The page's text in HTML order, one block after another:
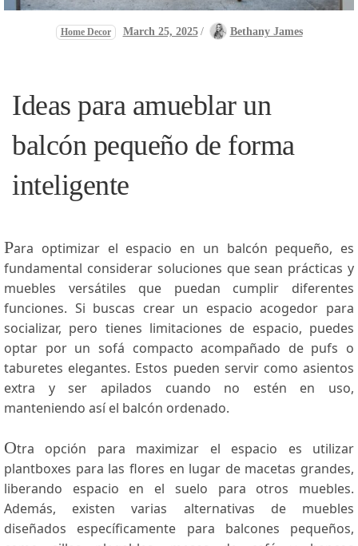
Home Decor March 25, 2025 / Bethany James
Ideas para‍ amueblar un
balcón pequeño​ de forma
inteligente
Para optimizar el espacio en un ‍balcón pequeño, es
fundamental ⁤considerar soluciones que sean prácticas y
muebles versátiles‌ que puedan cumplir diferentes
funciones. Si ‌buscas crear un espacio acogedor para
socializar, pero tienes limitaciones de espacio, ⁤puedes⁤
optar por un sofá compacto acompañado de pufs o
taburetes elegantes. Estos pueden servir como asientos
extra y ser apilados cuando no estén en uso,
manteniendo así el balcón ordenado.⁣
Otra opción para maximizar el‍ espacio es utilizar
plantboxes ⁤para las flores en lugar de macetas grandes,
liberando espacio en​ el suelo para otros muebles.
Además, existen varias alternativas de muebles
diseñados específicamente para balcones pequeños,